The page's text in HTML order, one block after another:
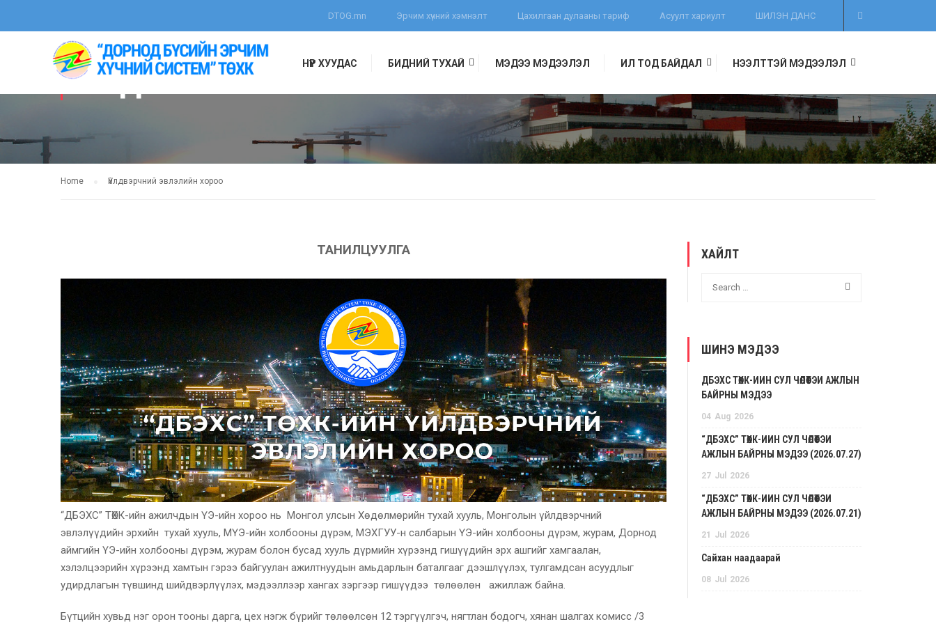
DTOG.mn Эрчим хүчний хэмнэлт Цахилгаан дулааны тариф Асуулт хариулт ШИЛЭН ДАНС
НҮҮР ХУУДАС БИДНИЙ ТУХАЙ МЭДЭЭ МЭДЭЭЛЭЛ ИЛ ТОД БАЙДАЛ НЭЭЛТТЭЙ МЭДЭЭЛЭЛ
ҮЙЛДВЭРЧНИЙ ЭВЛЭЛИЙН ХОРОО
Home Үйлдвэрчний эвлэлийн хороо
ТАНИЛЦУУЛГА
“ДБЭХС” ТӨХК-ийн ажилчдын ҮЭ-ийн хороо нь Монгол улсын Хөдөлмөрийн тухай хууль, Монголын үйлдвэрчний
эвлэлүүдийн эрхийн тухай хууль, МҮЭ-ийн холбооны дүрэм, МЭХГУУ-н салбарын ҮЭ-ийн холбооны дүрэм, журам, Дорнод
аймгийн ҮЭ-ийн холбооны дүрэм, журам болон бусад хууль дүрмийн хүрээнд гишүүдийн эрх ашгийг хамгаалан,
хэлэлцээрийн хүрээнд хамтын гэрээ байгуулан ажилтнуудын амьдарлын баталгааг дээшлүүлэх, тулгамдсан асуудлыг
удирдлагын түвшинд шийдвэрлүүлэх, мэдээллээр хангах зэргээр гишүүдээ төлөөлөн ажиллаж байна.
Бүтцийн хувьд нэг орон тооны дарга, цех нэгж бүрийг төлөөлсөн 12 тэргүүлгэч, нягтлан бодогч, хянан шалгах комисс /3
ХАЙЛТ
ШИНЭ МЭДЭЭ
ДБЭХС ТӨХК-ИЙН СУЛ ЧӨЛӨӨТЭЙ АЖЛЫН
БАЙРНЫ МЭДЭЭ
04 Aug 2026
“ДБЭХС” ТӨХК-ИЙН СУЛ ЧӨЛӨӨТЭЙ
АЖЛЫН БАЙРНЫ МЭДЭЭ (2026.07.27)
27 Jul 2026
“ДБЭХС” ТӨХК-ИЙН СУЛ ЧӨЛӨӨТЭЙ
АЖЛЫН БАЙРНЫ МЭДЭЭ (2026.07.21)
21 Jul 2026
Сайхан наадаарай
08 Jul 2026